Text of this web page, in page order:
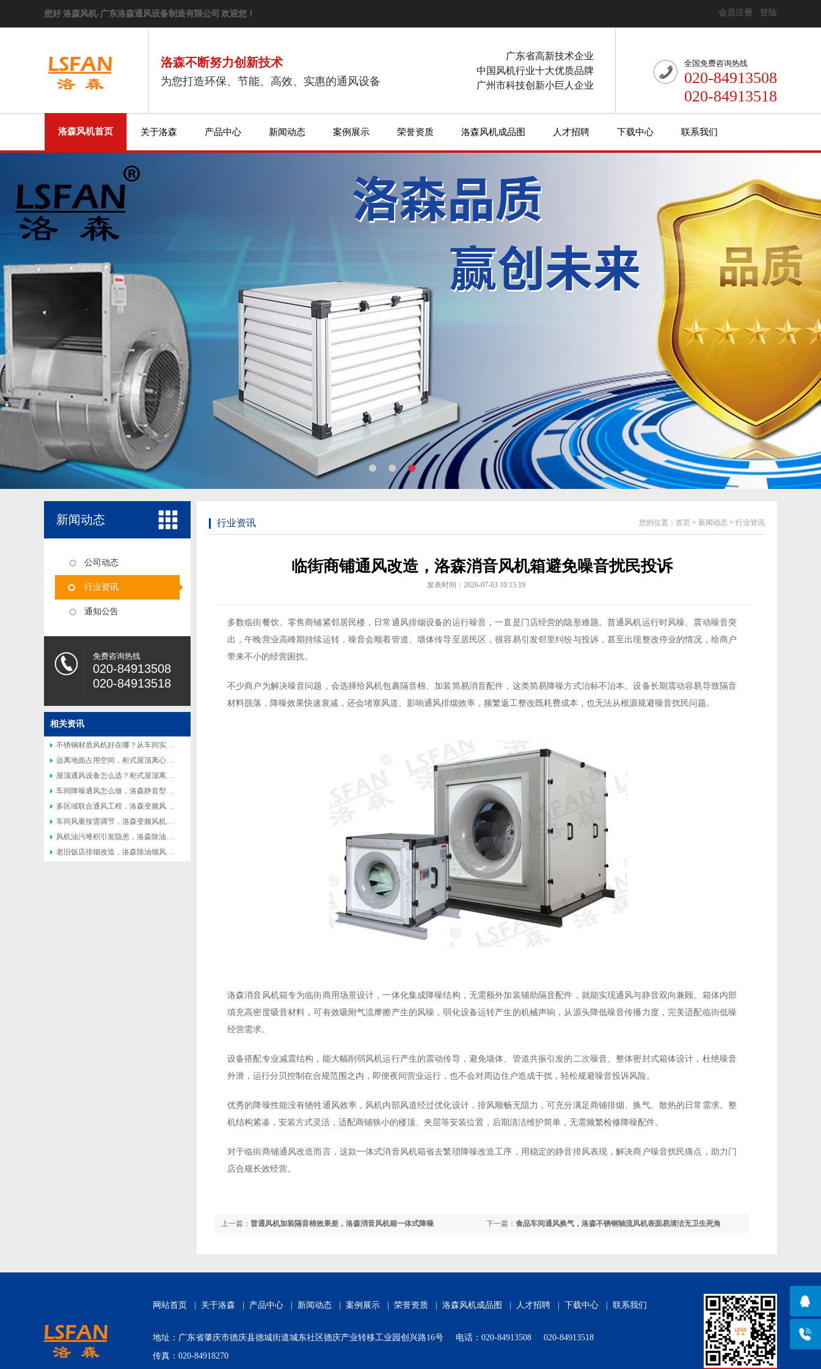
您好 洛森风机-广东洛森通风设备制造有限公司 欢迎您！ 会员注册 登陆
洛森不断努力创新技术
为您打造环保、节能、高效、实惠的通风设备
广东省高新技术企业
中国风机行业十大优质品牌
广州市科技创新小巨人企业
全国免费咨询热线
020-84913508
020-84913518
洛森风机首页 关于洛森 产品中心 新闻动态 案例展示 荣誉资质 洛森风机成品图 人才招聘 下载中心 联系我们
新闻动态
公司动态
行业资讯
通知公告
免费咨询热线
020-84913508
020-84913518
相关资讯
不锈钢材质风机好在哪？从车间实际使用场景说起
远离地面占用空间，柜式屋顶离心风机受到众多工厂青睐
屋顶通风设备怎么选？柜式屋顶离心风机适配多种工业场景
车间降噪通风怎么做，洛森静音型柜式离心风机适配高要求工况
多区域联合通风工程，洛森变频风机便于联动控制系统搭建
车间风量按需调节，洛森变频风机灵活匹配不同生产工况
风机油污堆积引发隐患，洛森除油烟风机便于日常清理维护
老旧饭店排烟改造，洛森除油烟风机适配原有管道不用大面积施工
行业资讯 您的位置： 首页 > 新闻动态 > 行业资讯
临街商铺通风改造，洛森消音风机箱避免噪音扰民投诉
发表时间：2026-07-03 10:15:19
多数临街餐饮、零售商铺紧邻居民楼，日常通风排烟设备的运行噪音，一直是门店经营的隐形难题。普通风机运行时风噪、震动噪音突
出，午晚营业高峰期持续运转，噪音会顺着管道、墙体传导至居民区，很容易引发邻里纠纷与投诉，甚至出现整改停业的情况，给商户
带来不小的经营困扰。
不少商户为解决噪音问题，会选择给风机包裹隔音棉、加装简易消音配件，这类简易降噪方式治标不治本。设备长期震动容易导致隔音
材料脱落，降噪效果快速衰减，还会堵塞风道、影响通风排烟效率，频繁返工整改既耗费成本，也无法从根源规避噪音扰民问题。
洛森消音风机箱专为临街商用场景设计，一体化集成降噪结构，无需额外加装辅助隔音配件，就能实现通风与静音双向兼顾。箱体内部
填充高密度吸音材料，可有效吸附气流摩擦产生的风噪，弱化设备运转产生的机械声响，从源头降低噪音传播力度，完美适配临街低噪
经营需求。
设备搭配专业减震结构，能大幅削弱风机运行产生的震动传导，避免墙体、管道共振引发的二次噪音。整体密封式箱体设计，杜绝噪音
外泄，运行分贝控制在合规范围之内，即便夜间营业运行，也不会对周边住户造成干扰，轻松规避噪音投诉风险。
优秀的降噪性能没有牺牲通风效率，风机内部风道经过优化设计，排风顺畅无阻力，可充分满足商铺排烟、换气、散热的日常需求。整
机结构紧凑，安装方式灵活，适配商铺狭小的楼顶、夹层等安装位置，后期清洁维护简单，无需频繁检修降噪配件。
对于临街商铺通风改造而言，这款一体式消音风机箱省去繁琐降噪改造工序，用稳定的静音排风表现，解决商户噪音扰民痛点，助力门
店合规长效经营。
下一篇： 食品车间通风换气，洛森不锈钢轴流风机表面易清洁无卫生死角
上一篇： 普通风机加装隔音棉效果差，洛森消音风机箱一体式降噪
网站首页 关于洛森 产品中心 新闻动态 案例展示 荣誉资质 洛森风机成品图 人才招聘 下载中心 联系我们
地址：广东省肇庆市德庆县德城街道城东社区德庆产业转移工业园创兴路16号 电话：020-84913508 020-84913518
传真：020-84918270